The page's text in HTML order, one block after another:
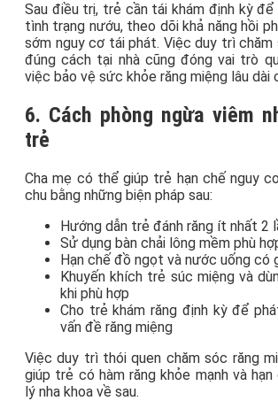
Sau điều trị, trẻ cần tái khám định kỳ
tình trạng nướu, theo dõi khả năng hồi
sớm nguy cơ tái phát. Việc duy trì chăm
đúng cách tại nhà cũng đóng vai trò
việc bảo vệ sức khỏe răng miệng lâu dài
6. Cách phòng ngừa viêm
trẻ
Cha mẹ có thể giúp trẻ hạn chế nguy
chu bằng những biện pháp sau:
Hướng dẫn trẻ đánh răng ít nhất 2
Sử dụng bàn chải lông mềm phù
Hạn chế đồ ngọt và nước uống có
Khuyến khích trẻ súc miệng và
khi phù hợp
Cho trẻ khám răng định kỳ để
vấn đề răng miệng
Việc duy trì thói quen chăm sóc răng
giúp trẻ có hàm răng khỏe mạnh và hạn
lý nha khoa về sau.